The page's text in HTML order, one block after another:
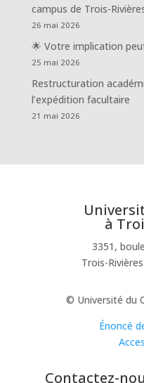
campus de Trois-
26 mai 2026
🌟 Votre implication
25 mai 2026
Restructuration
l’expédition facultaire
21 mai 2026
à
3351,
Trois-
© Université du
Énoncé
Contactez-